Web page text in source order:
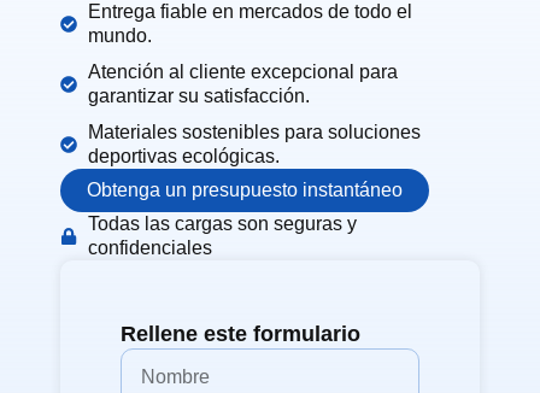
Entrega fiable en mercados de todo el
mundo.
Atención al cliente excepcional para
garantizar su satisfacción.
Materiales sostenibles para soluciones
deportivas ecológicas.
Obtenga un presupuesto instantáneo
Todas las cargas son seguras y
confidenciales
Rellene este formulario